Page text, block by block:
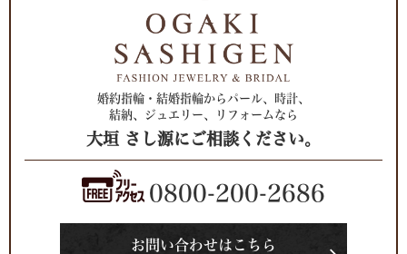
婚約指輪・結婚指輪からパール、時計、
結納、ジュエリー、リフォームなら
大垣 さし源にご相談ください。
0800-200-2686
お問い合わせはこちら